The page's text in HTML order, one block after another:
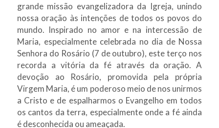
grande missão evangelizadora da Igreja, unindo
nossa oração às intenções de todos os povos do
mundo. Inspirado no amor e na intercessão de
Maria, especialmente celebrada no dia de Nossa
Senhora do Rosário (7 de outubro), este terço nos
recorda a vitória da fé através da oração. A
devoção ao Rosário, promovida pela própria
Virgem Maria, é um poderoso meio de nos unirmos
a Cristo e de espalharmos o Evangelho em todos
os cantos da terra, especialmente onde a fé ainda
é desconhecida ou ameaçada.